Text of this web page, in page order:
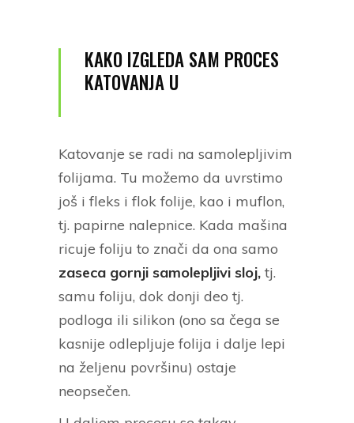
KAKO IZGLEDA SAM PROCES
KATOVANJA U
Katovanje se radi na samolepljivim
folijama. Tu možemo da uvrstimo
još i fleks i flok folije, kao i muflon,
tj. papirne nalepnice. Kada mašina
ricuje foliju to znači da ona samo
zaseca gornji samolepljivi sloj, tj.
samu foliju, dok donji deo tj.
podloga ili silikon (ono sa čega se
kasnije odlepljuje folija i dalje lepi
na željenu površinu) ostaje
neopsečen.